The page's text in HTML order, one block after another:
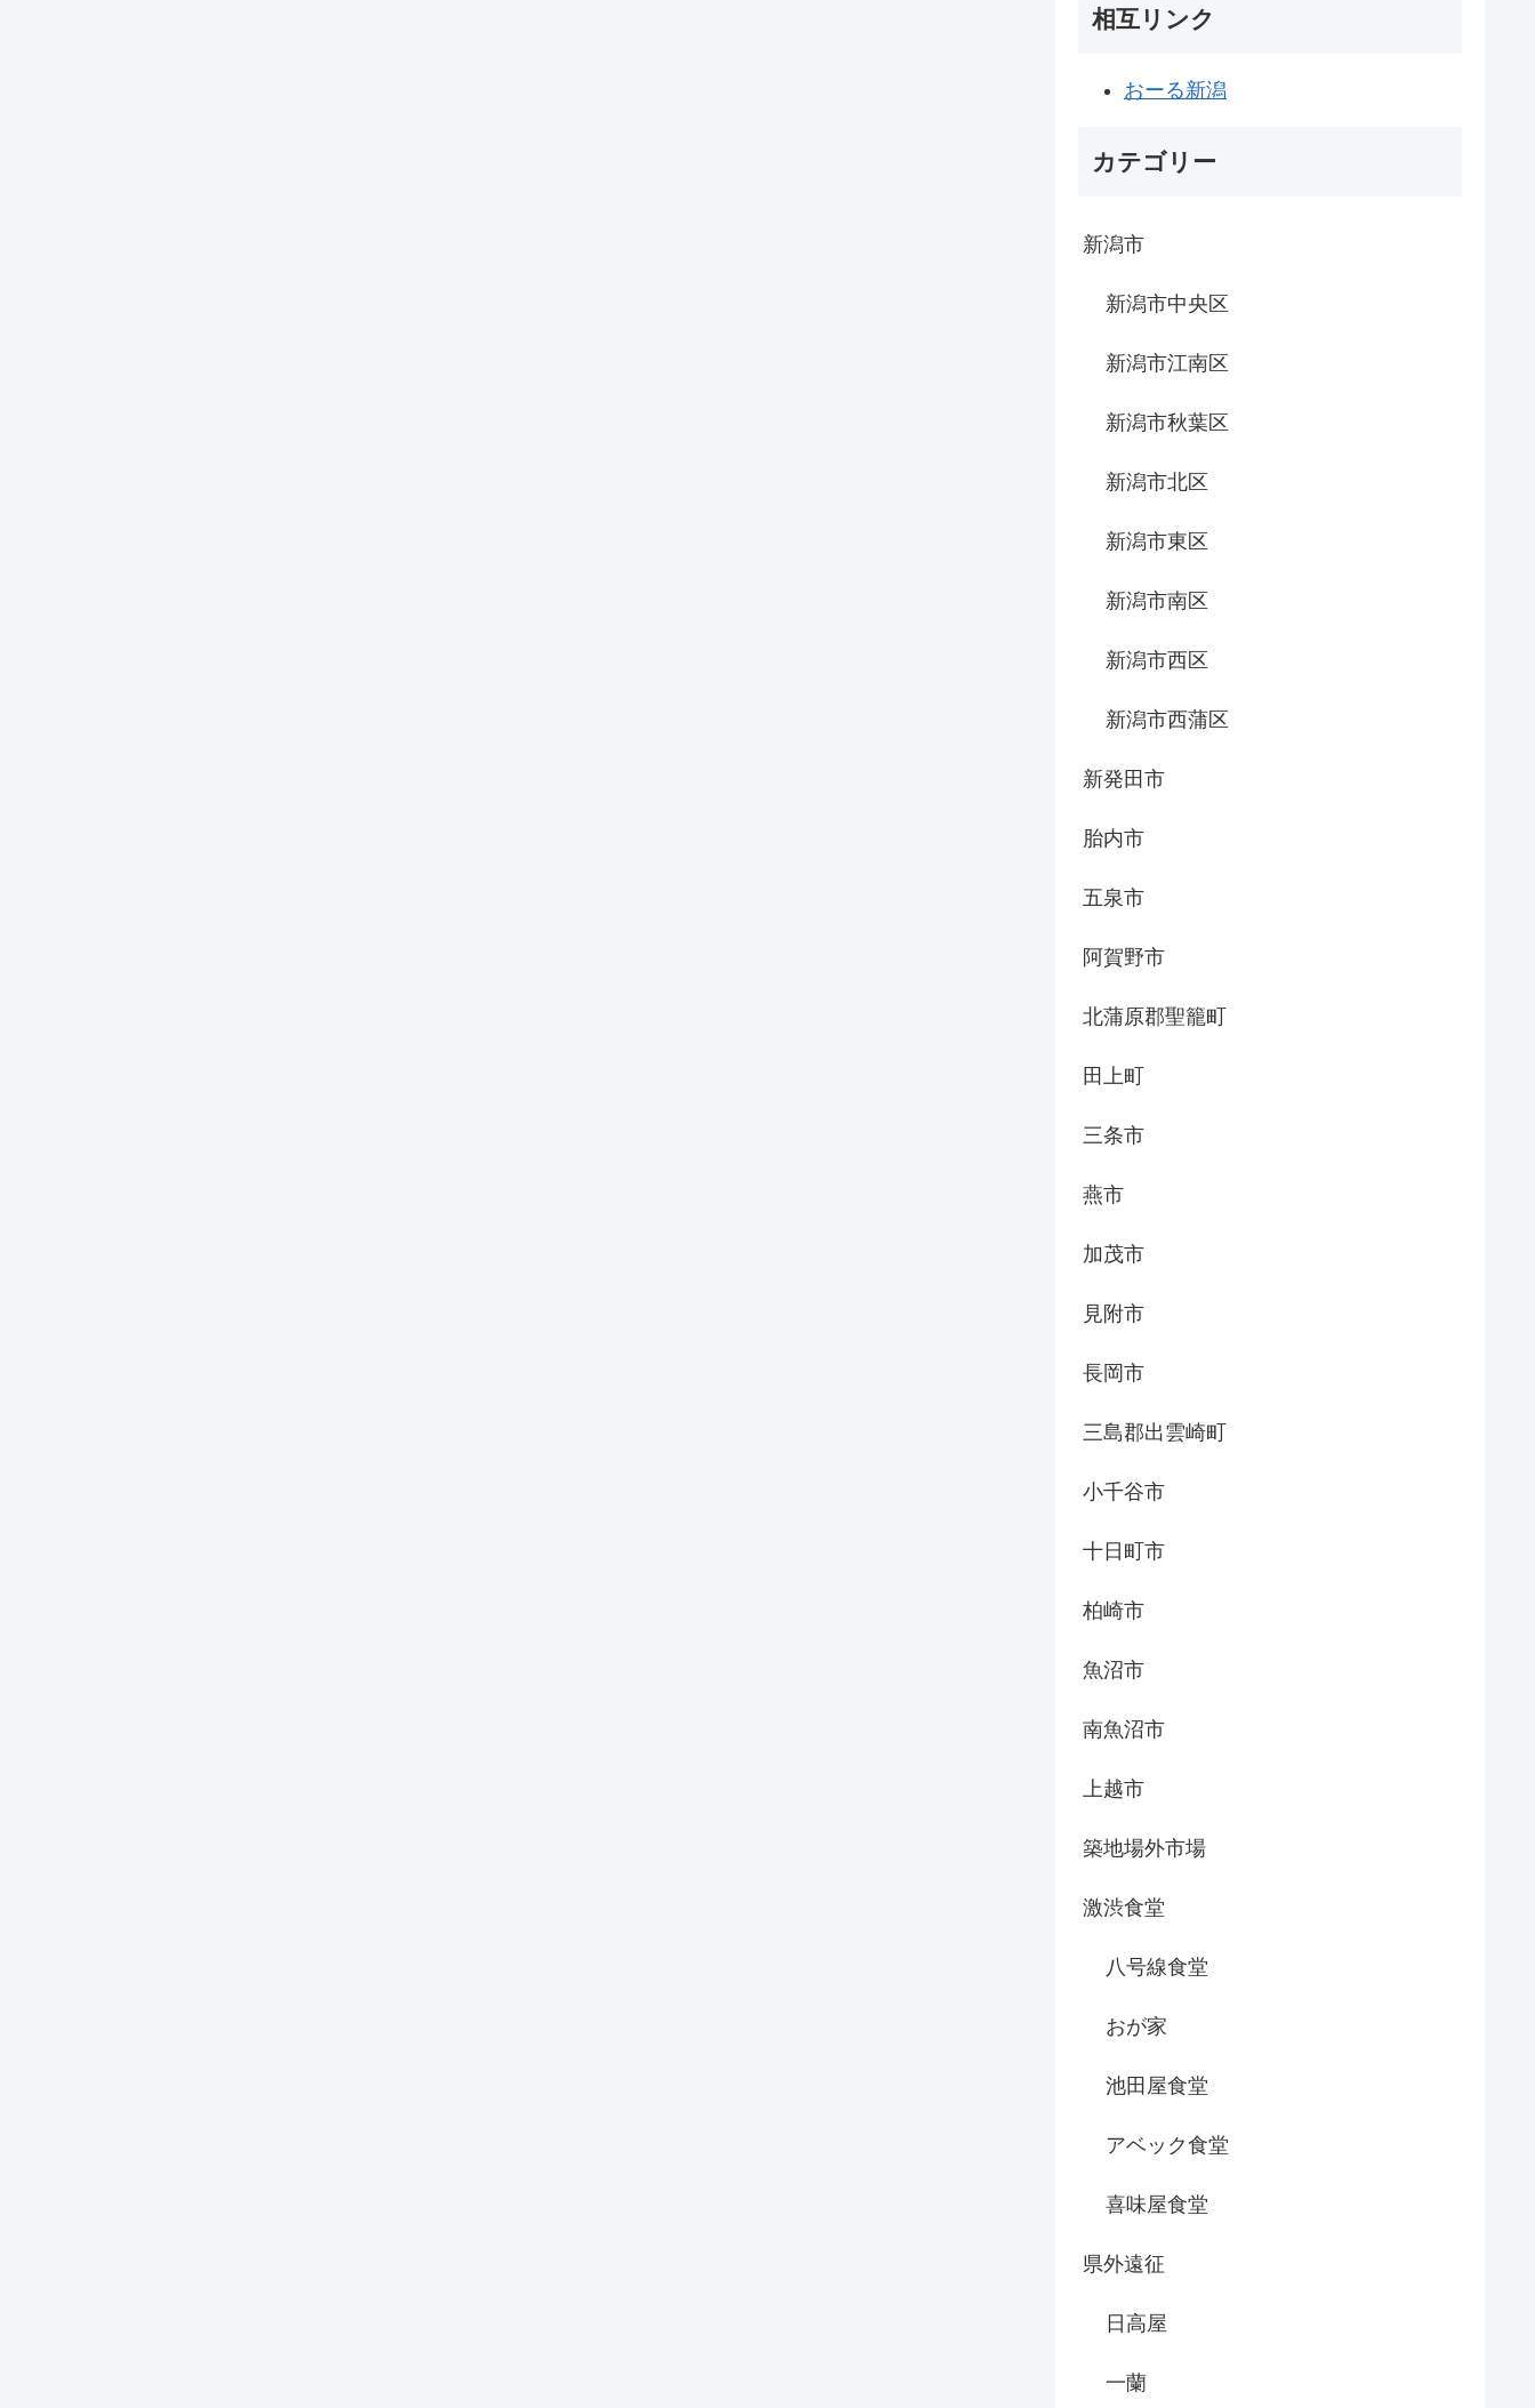
相互リンク
おーる新潟
カテゴリー
新潟市
新潟市中央区
新潟市江南区
新潟市秋葉区
新潟市北区
新潟市東区
新潟市南区
新潟市西区
新潟市西蒲区
新発田市
胎内市
五泉市
阿賀野市
北蒲原郡聖籠町
田上町
三条市
燕市
加茂市
見附市
長岡市
三島郡出雲崎町
小千谷市
十日町市
柏崎市
魚沼市
南魚沼市
上越市
築地場外市場
激渋食堂
八号線食堂
おが家
池田屋食堂
アベック食堂
喜味屋食堂
県外遠征
日高屋
一蘭